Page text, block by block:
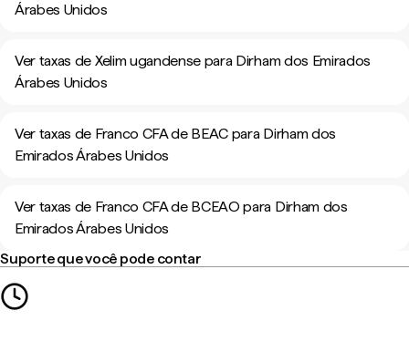
Árabes Unidos
Ver taxas de Xelim ugandense para Dirham dos Emirados
Árabes Unidos
Ver taxas de Franco CFA de BEAC para Dirham dos
Emirados Árabes Unidos
Ver taxas de Franco CFA de BCEAO para Dirham dos
Emirados Árabes Unidos
Suporte que você pode contar